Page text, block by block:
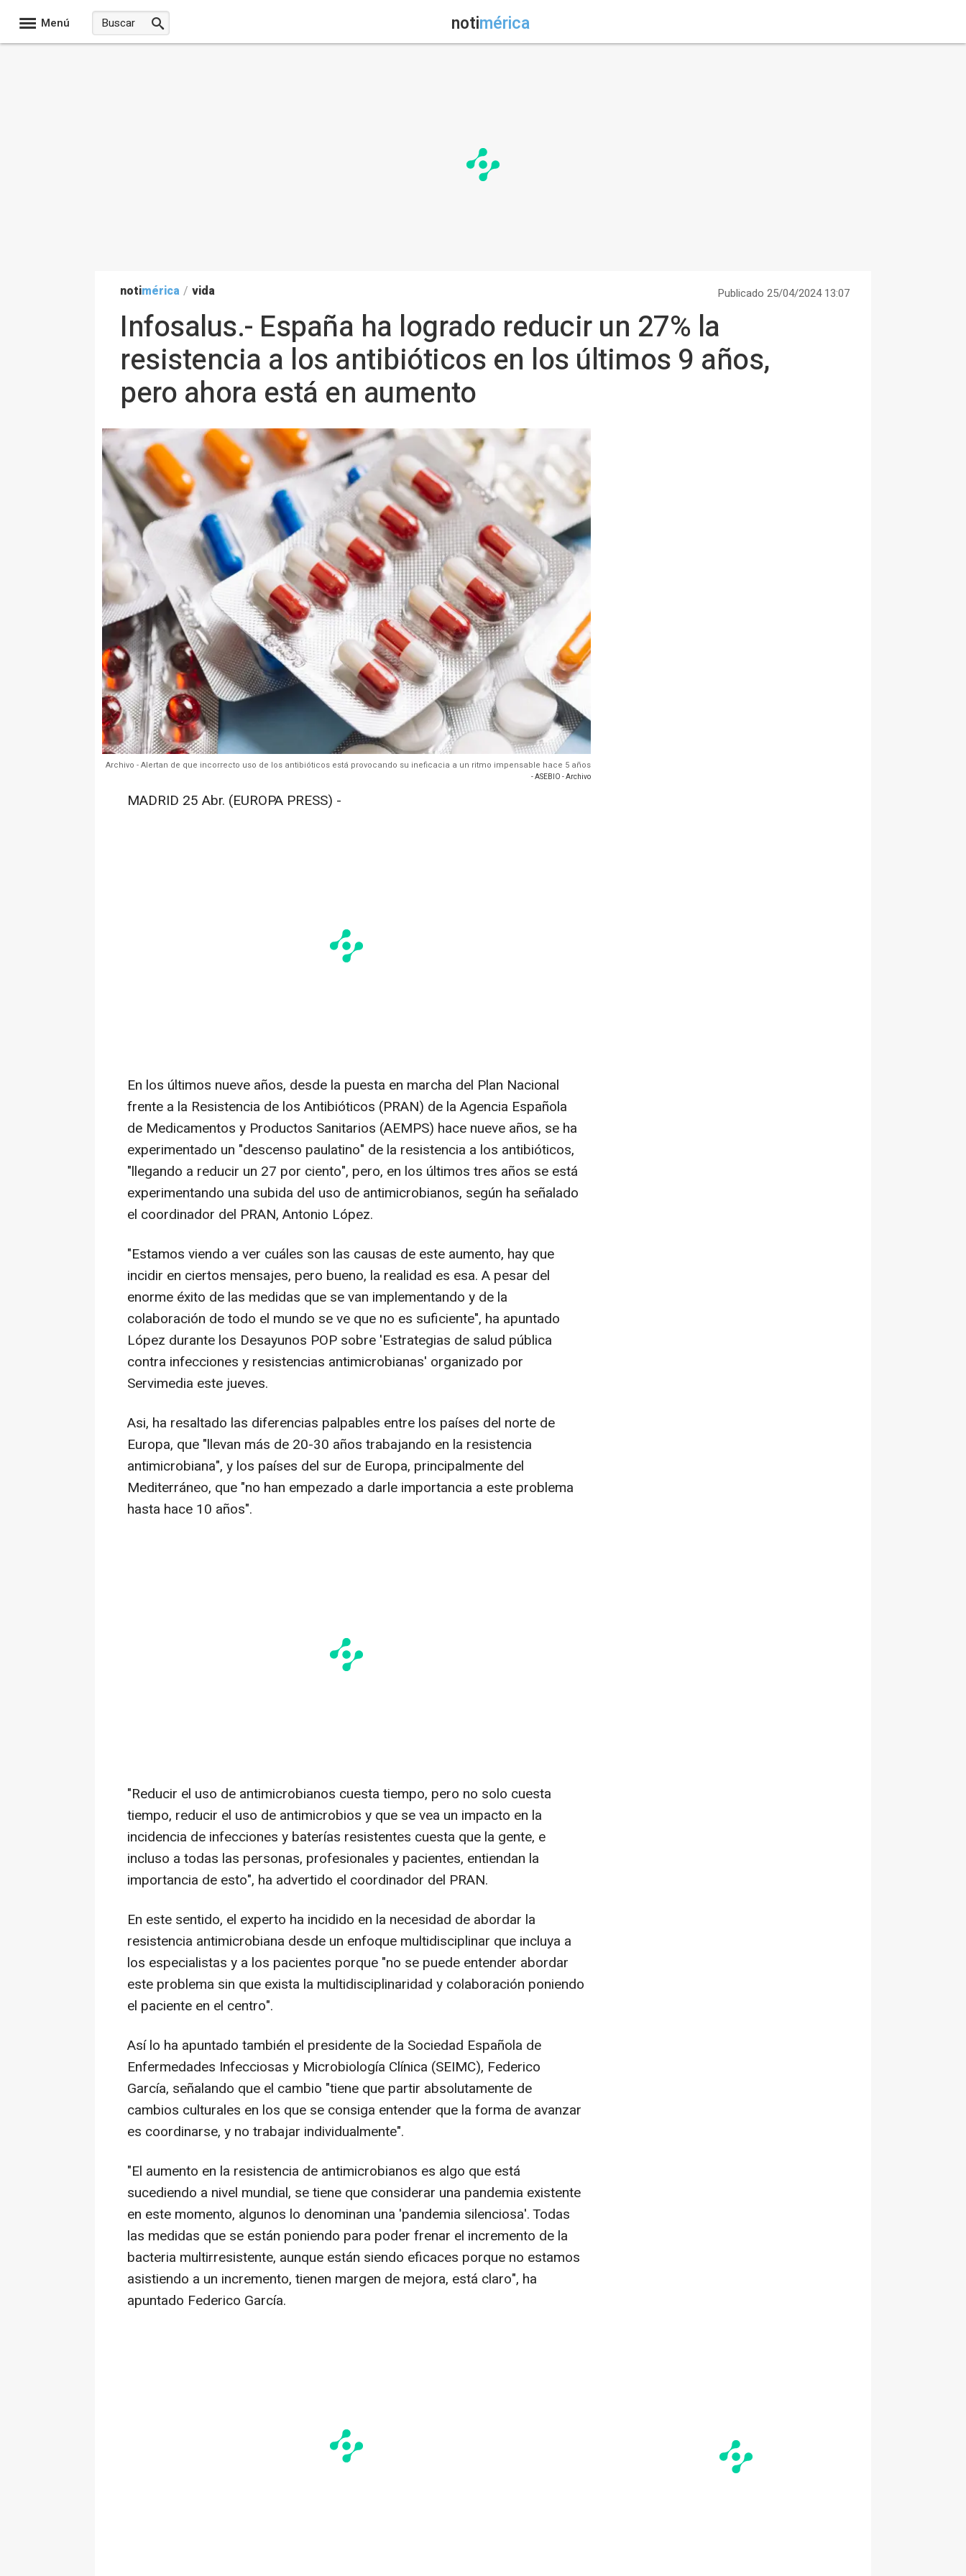
Menú notimérica
notimérica / vida Publicado 25/04/2024 13:07
Infosalus.- España ha logrado reducir un 27% la
resistencia a los antibióticos en los últimos 9 años,
pero ahora está en aumento
Archivo - Alertan de que incorrecto uso de los antibióticos está provocando su ineficacia a un ritmo impensable hace 5 años
- ASEBIO - Archivo
MADRID 25 Abr. (EUROPA PRESS) -
En los últimos nueve años, desde la puesta en marcha del Plan Nacional
frente a la Resistencia de los Antibióticos (PRAN) de la Agencia Española
de Medicamentos y Productos Sanitarios (AEMPS) hace nueve años, se ha
experimentado un "descenso paulatino" de la resistencia a los antibióticos,
"llegando a reducir un 27 por ciento", pero, en los últimos tres años se está
experimentando una subida del uso de antimicrobianos, según ha señalado
el coordinador del PRAN, Antonio López.
"Estamos viendo a ver cuáles son las causas de este aumento, hay que
incidir en ciertos mensajes, pero bueno, la realidad es esa. A pesar del
enorme éxito de las medidas que se van implementando y de la
colaboración de todo el mundo se ve que no es suficiente", ha apuntado
López durante los Desayunos POP sobre 'Estrategias de salud pública
contra infecciones y resistencias antimicrobianas' organizado por
Servimedia este jueves.
Asi, ha resaltado las diferencias palpables entre los países del norte de
Europa, que "llevan más de 20-30 años trabajando en la resistencia
antimicrobiana", y los países del sur de Europa, principalmente del
Mediterráneo, que "no han empezado a darle importancia a este problema
hasta hace 10 años".
"Reducir el uso de antimicrobianos cuesta tiempo, pero no solo cuesta
tiempo, reducir el uso de antimicrobios y que se vea un impacto en la
incidencia de infecciones y baterías resistentes cuesta que la gente, e
incluso a todas las personas, profesionales y pacientes, entiendan la
importancia de esto", ha advertido el coordinador del PRAN.
En este sentido, el experto ha incidido en la necesidad de abordar la
resistencia antimicrobiana desde un enfoque multidisciplinar que incluya a
los especialistas y a los pacientes porque "no se puede entender abordar
este problema sin que exista la multidisciplinaridad y colaboración poniendo
el paciente en el centro".
Así lo ha apuntado también el presidente de la Sociedad Española de
Enfermedades Infecciosas y Microbiología Clínica (SEIMC), Federico
García, señalando que el cambio "tiene que partir absolutamente de
cambios culturales en los que se consiga entender que la forma de avanzar
es coordinarse, y no trabajar individualmente".
"El aumento en la resistencia de antimicrobianos es algo que está
sucediendo a nivel mundial, se tiene que considerar una pandemia existente
en este momento, algunos lo denominan una 'pandemia silenciosa'. Todas
las medidas que se están poniendo para poder frenar el incremento de la
bacteria multirresistente, aunque están siendo eficaces porque no estamos
asistiendo a un incremento, tienen margen de mejora, está claro", ha
apuntado Federico García.